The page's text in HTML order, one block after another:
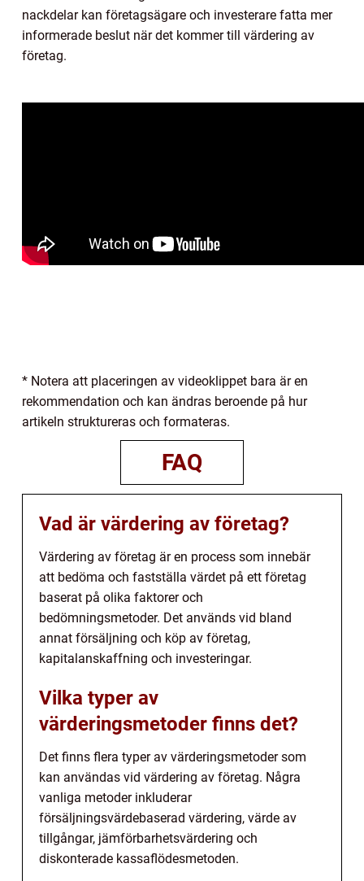
nackdelar kan företagsägare och investerare fatta mer
informerade beslut när det kommer till värdering av
företag.
* Notera att placeringen av videoklippet bara är en
rekommendation och kan ändras beroende på hur
artikeln struktureras och formateras.
FAQ
Vad är värdering av företag?
Värdering av företag är en process som innebär
att bedöma och fastställa värdet på ett företag
baserat på olika faktorer och
bedömningsmetoder. Det används vid bland
annat försäljning och köp av företag,
kapitalanskaffning och investeringar.
Vilka typer av
värderingsmetoder finns det?
Det finns flera typer av värderingsmetoder som
kan användas vid värdering av företag. Några
vanliga metoder inkluderar
försäljningsvärdebaserad värdering, värde av
tillgångar, jämförbarhetsvärdering och
diskonterade kassaflödesmetoden.